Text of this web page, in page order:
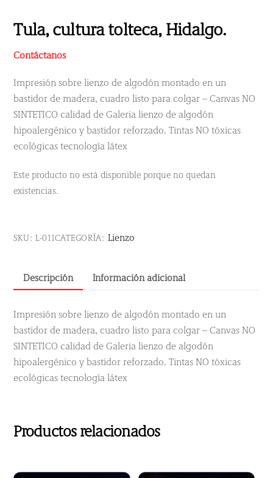
Tula, cultura tolteca, Hidalgo.
Contáctanos
Impresión sobre lienzo de algodón montado en un
bastidor de madera, cuadro listo para colgar – Canvas NO
SINTETICO calidad de Galeria lienzo de algodón
hipoalergénico y bastidor reforzado. Tintas NO tóxicas
ecológicas tecnología látex
Este producto no está disponible porque no quedan
existencias.
SKU:L-011CATEGORÍA: Lienzo
Descripción Información adicional
Impresión sobre lienzo de algodón montado en un
bastidor de madera, cuadro listo para colgar – Canvas NO
SINTETICO calidad de Galeria lienzo de algodón
hipoalergénico y bastidor reforzado. Tintas NO tóxicas
ecológicas tecnología látex
Productos relacionados